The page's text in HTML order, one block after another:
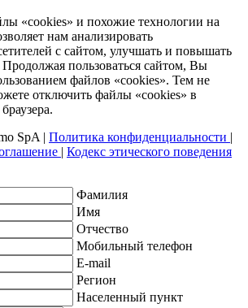
«cookies» и похожие технологии на
нам анализировать
с сайтом, улучшать и повышать
пользоваться сайтом, Вы
файлов «cookies». Тем не
отключить файлы «cookies» в
SpA | Политика конфиденциальности |
| Кодекс этического поведения
Фамилия
Имя
Отчество
Мобильный телефон
E-mail
Регион
Населенный пункт